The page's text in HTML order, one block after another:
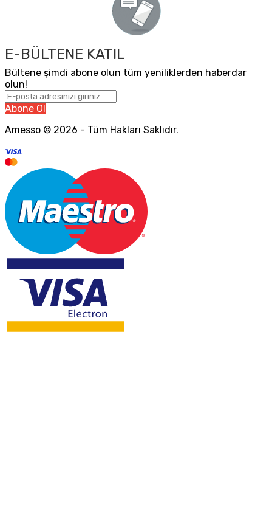
E-BÜLTENE KATIL
Bültene şimdi abone olun tüm yeniliklerden haberdar
olun!
Abone Ol
Amesso © 2026 - Tüm Hakları Saklıdır.